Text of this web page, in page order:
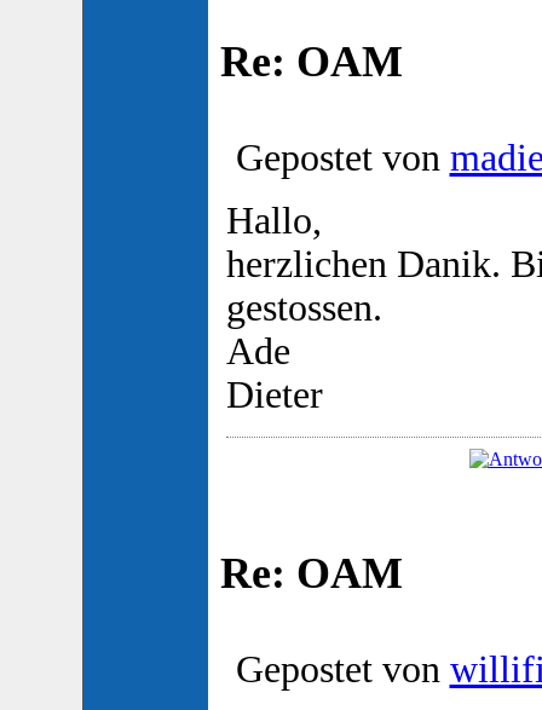
Re: OAM
Gepostet von
Hallo,
herzlichen Danik.
gestossen.
Ade
Dieter
Re: OAM
Gepostet von